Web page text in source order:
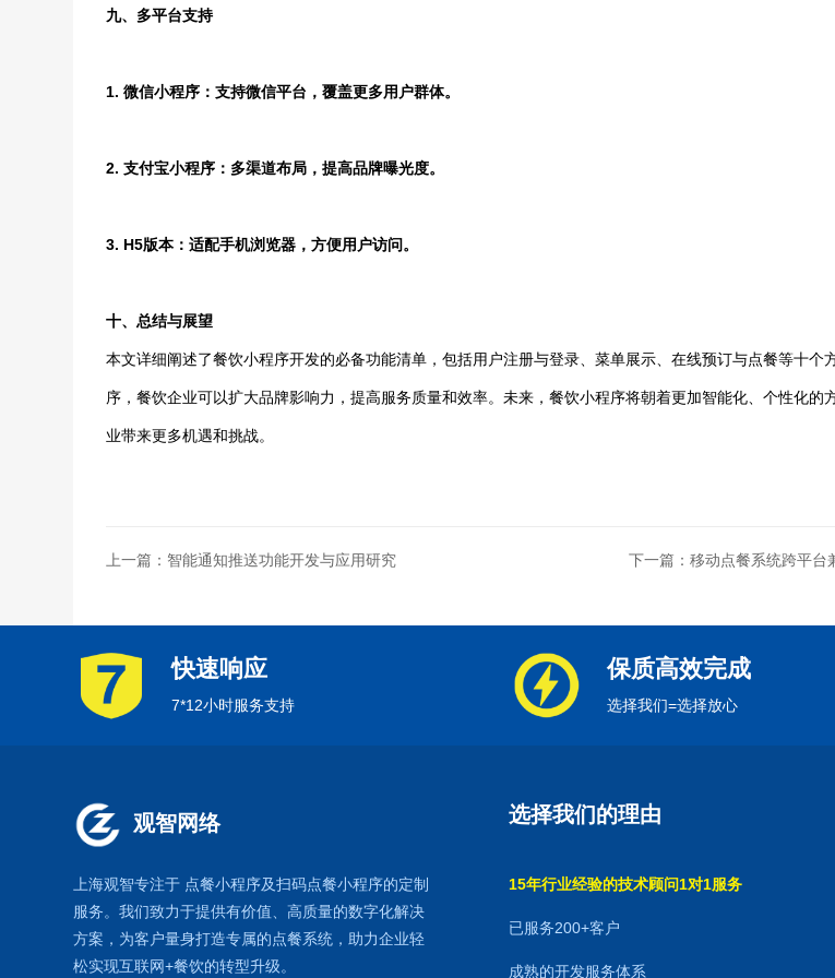
九、多平台支持
1. 微信小程序：支持微信平台，覆盖更多用户群体。
2. 支付宝小程序：多渠道布局，提高品牌曝光度。
3. H5版本：适配手机浏览器，方便用户访问。
十、总结与展望
本文详细阐述了餐饮小程序开发的必备功能清单，包括用户注册与登录、菜单展示、在线预订与点餐等十个
序，餐饮企业可以扩大品牌影响力，提高服务质量和效率。未来，餐饮小程序将朝着更加智能化、个性化的
业带来更多机遇和挑战。
上一篇：智能通知推送功能开发与应用研究 下一篇：移动点餐系统跨平台
快速响应
7*12小时服务支持
保质高效完成
选择我们=选择放心
观智网络
上海观智专注于 点餐小程序及扫码点餐小程序的定制
服务。我们致力于提供有价值、高质量的数字化解决
方案，为客户量身打造专属的点餐系统 ，助力企业轻
松实现互联网+餐饮的转型升级。
选择我们的理由
15年行业经验的技术顾问1对1服务
已服务200+客户
成熟的开发服务体系